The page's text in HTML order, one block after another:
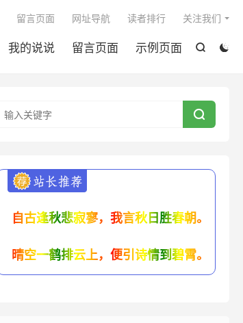


我的说说 留言页面 示例页面
留言页面 网址导航 读者排行 关注我们

自古逢秋悲寂寥，我言秋日胜春朝。
晴空一鹤排云上，便引诗情到碧霄。